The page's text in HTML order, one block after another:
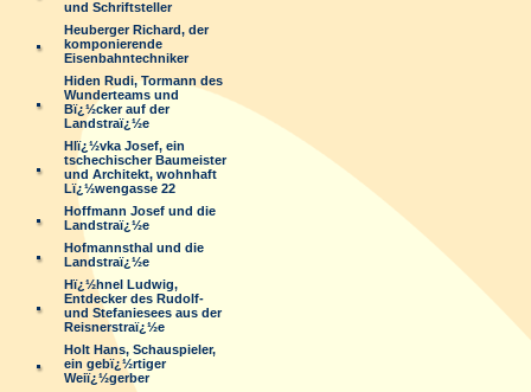
und Schriftsteller
Heuberger Richard, der
komponierende
Eisenbahntechniker
Hiden Rudi, Tormann des
Wunderteams und
Bï¿½cker auf der
Landstraï¿½e
Hlï¿½vka Josef, ein
tschechischer Baumeister
und Architekt, wohnhaft
Lï¿½wengasse 22
Hoffmann Josef und die
Landstraï¿½e
Hofmannsthal und die
Landstraï¿½e
Hï¿½hnel Ludwig,
Entdecker des Rudolf-
und Stefaniesees aus der
Reisnerstraï¿½e
Holt Hans, Schauspieler,
ein gebï¿½rtiger
Weiï¿½gerber